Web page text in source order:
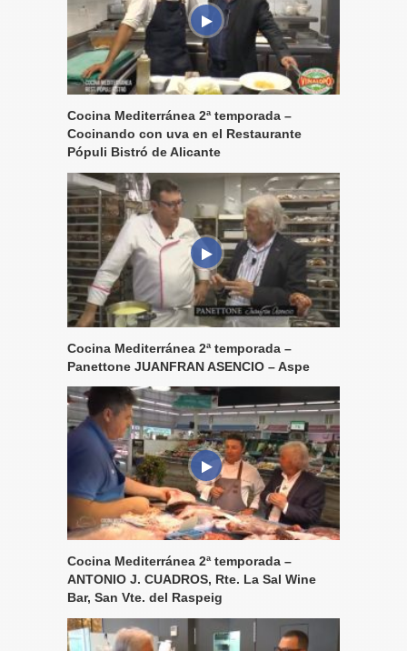
Cocina Mediterránea 2ª temporada –
Cocinando con uva en el Restaurante
Pópuli Bistró de Alicante
Cocina Mediterránea 2ª temporada –
Panettone JUANFRAN ASENCIO – Aspe
Cocina Mediterránea 2ª temporada –
ANTONIO J. CUADROS, Rte. La Sal Wine
Bar, San Vte. del Raspeig